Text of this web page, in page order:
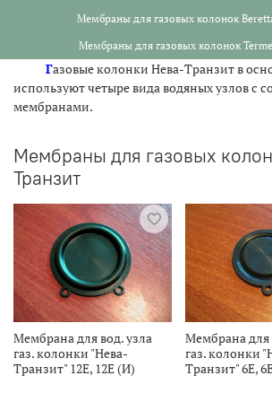
Мембраны для газовых колонок
Мембраны для газовых колонок
Газовые колонки Нева-Транзит в
используют четыре вида водяных узлов с
мембранами.
Мембраны для газовых
Транзит
Мембрана для вод. узла
газ. колонки "Нева-
Транзит" 12Е, 12Е (И)
Мембрана для
газ. колонки
Транзит" 6Е,